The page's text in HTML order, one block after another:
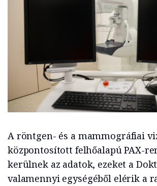
A röntgen- és a mammográfiai
központosított felhőalapú PAX-
kerülnek az adatok, ezeket a
valamennyi egységéből elérik a